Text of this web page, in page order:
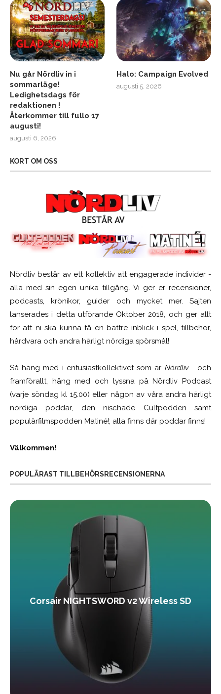
Nu går Nördliv in i
sommarläge!
Ledighetsdags för
redaktionen !
Återkommer till fullo 17
augusti!
augusti 6, 2026
Halo: Campaign Evolved
augusti 5, 2026
KORT OM OSS
Nördliv består av ett kollektiv att engagerade individer -
alla med sin egen unika tillgång. Vi ger er recensioner,
podcasts, krönikor, guider och mycket mer. Sajten
lanserades i detta utförande Oktober 2018, och ger allt
för att ni ska kunna få en bättre inblick i spel, tillbehör,
hårdvara och andra härligt nördiga spörsmål!
Så häng med i entusiastkollektivet som är Nördliv- och
framförallt, häng med och lyssna på Nördliv Podcast
(varje söndag kl 15.00) eller någon av våra andra härligt
nördiga poddar, den nischade Cultpodden samt
populärfilmspodden Matiné!; alla finns där poddar finns!
Välkommen!
POPULÄRAST TILLBEHÖRSRECENSIONERNA
Corsair NIGHTSWORD v2 Wireless SD